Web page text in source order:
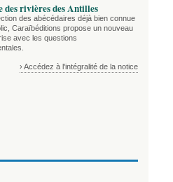
des rivières des Antilles
des abécédaires déjà bien connue
Caraïbéditions propose un nouveau
avec les questions
› Accédez à l'intégralité de la notice